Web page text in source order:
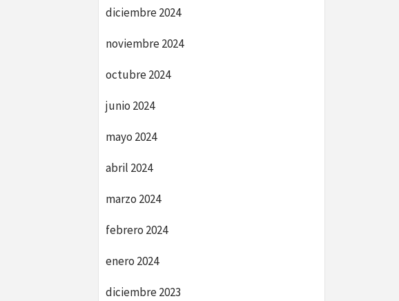
diciembre 2024
noviembre 2024
octubre 2024
junio 2024
mayo 2024
abril 2024
marzo 2024
febrero 2024
enero 2024
diciembre 2023